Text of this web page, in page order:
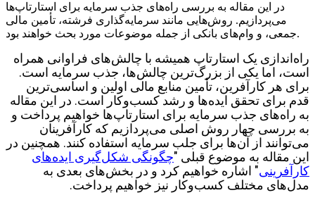
در این مقاله به بررسی راه‌های جذب سرمایه برای استارتاپ‌ها
می‌پردازیم. روش‌هایی مانند سرمایه‌گذاری فرشته، تأمین مالی
جمعی، و وام‌های بانکی از جمله موضوعات مورد بحث خواهند بود.
راه‌اندازی یک استارتاپ همیشه با چالش‌های فراوانی همراه
است، اما یکی از بزرگ‌ترین چالش‌ها، جذب سرمایه است.
برای هر کارآفرین، تأمین منابع مالی اولین و اساسی‌ترین
قدم برای تحقق ایده‌ها و رشد کسب‌وکار است. در این مقاله
به راه‌های جذب سرمایه برای استارتاپ‌ها خواهیم پرداخت و
به بررسی چهار روش اصلی می‌پردازیم که کارآفرینان
می‌توانند از آن‌ها برای جلب سرمایه استفاده کنند. همچنین در
این مقاله به موضوع قبلی "چگونگی شکل‌گیری ایده‌های
کارآفرینی" اشاره خواهیم کرد و در بخش‌های بعدی به
مدل‌های مختلف کسب‌وکار نیز خواهیم پرداخت.